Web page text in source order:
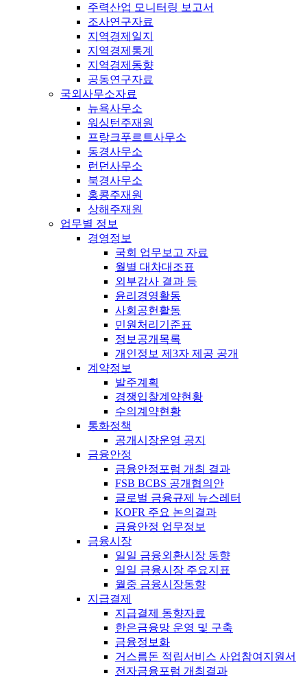
주력산업 모니터링 보고서
조사연구자료
지역경제일지
지역경제통계
지역경제동향
공동연구자료
국외사무소자료
뉴욕사무소
워싱턴주재원
프랑크푸르트사무소
동경사무소
런던사무소
북경사무소
홍콩주재원
상해주재원
업무별 정보
경영정보
국회 업무보고 자료
월별 대차대조표
외부감사 결과 등
윤리경영활동
사회공헌활동
민원처리기준표
정보공개목록
개인정보 제3자 제공 공개
계약정보
발주계획
경쟁입찰계약현황
수의계약현황
통화정책
공개시장운영 공지
금융안정
금융안정포럼 개최 결과
FSB BCBS 공개협의안
글로벌 금융규제 뉴스레터
KOFR 주요 논의결과
금융안정 업무정보
금융시장
일일 금융외환시장 동향
일일 금융시장 주요지표
월중 금융시장동향
지급결제
지급결제 동향자료
한은금융망 운영 및 구축
금융정보화
거스름돈 적립서비스 사업참여지원서
전자금융포럼 개최결과